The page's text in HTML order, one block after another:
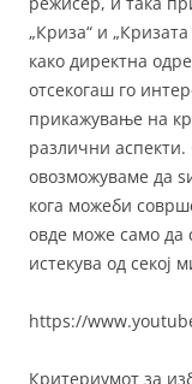
„Криза“ и
како директна
отсекогаш го
прикажување на
различни
овозможуваме да
кога можеби
овде може само да
истекува од секој
https://
Критериумот за